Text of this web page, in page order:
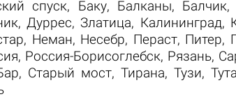
спуск, Баку, Балканы, Балчик,
, Дуррес,Златица, Калининград,
, Неман, Несебр, Пераст, Питер,
, Россия-Борисоглебск, Рязань,
, Старый мост, Тирана, Тузи,